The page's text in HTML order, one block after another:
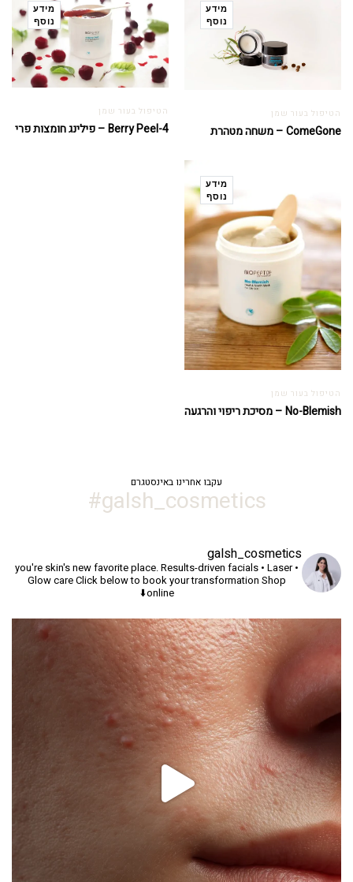
מידע
נוסף
הטיפול בעור שמן
ComeGone – משחה מטהרת
מידע
נוסף
הטיפול בעור שמן
4-Berry Peel – פילינג חומצות פרי
מידע
נוסף
הטיפול בעור שמן
No-Blemish – מסיכת ריפוי והרגעה
עקבו אחרינו באינסטגרם
galsh_cosmetics#
galsh_cosmetics
you're skin's new favorite place.Results-driven facials • Laser •
Glow careClick below to book your transformation Shop
online⬇️